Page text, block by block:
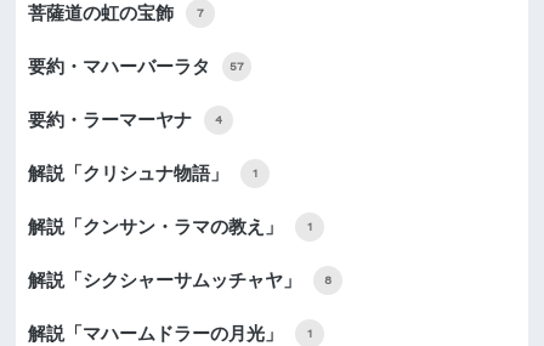
菩薩道の虹の宝飾 7
要約・マハーバーラタ 57
要約・ラーマーヤナ 4
解説「クリシュナ物語」 1
解説「クンサン・ラマの教え」 1
解説「シクシャーサムッチャヤ」 8
解説「マハームドラーの月光」 1